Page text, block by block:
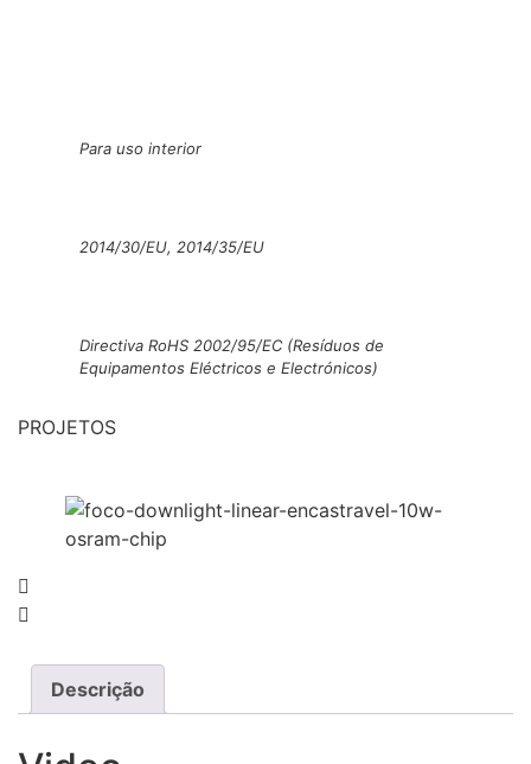
Para uso interior
2014/30/EU, 2014/35/EU
Directiva RoHS 2002/95/EC (Resíduos de
Equipamentos Eléctricos e Electrónicos)
PROJETOS
Descrição